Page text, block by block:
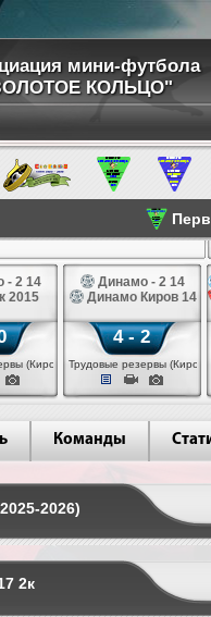
мини-футбола
КОЛЬЦО"
- 2 14
2015
(Киров)
Динамо - 2 14
Динамо Киров 14
4 - 2
Трудовые резервы (Киров)
Команды
2026)
2к